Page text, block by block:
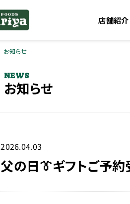
店舗紹介
お知らせ
NEWS
お知らせ
2026.04.03
父の日👔ギフトご予約